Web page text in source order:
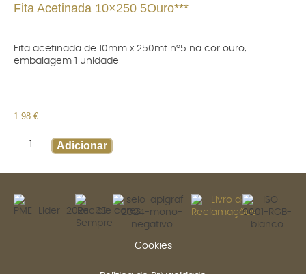
Fita Acetinada 10×250 5Ouro***
Fita acetinada de 10mm x 250mt nº5 na cor ouro,
embalagem 1 unidade
1.98 €
Adicionar
Cookies